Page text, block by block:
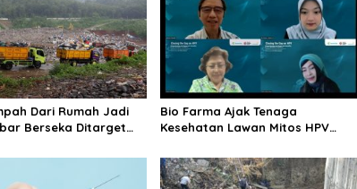
Dari Rumah Jadi
Berseka Ditarget
Bio Farma Ajak Tenaga
Kesehatan Lawan Mitos HPV